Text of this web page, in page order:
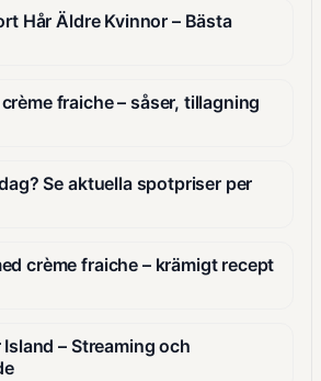
Hår Äldre Kvinnor – Bästa
fraiche – såser, tillagning
Se aktuella spotpriser per
crème fraiche – krämigt recept
– Streaming och